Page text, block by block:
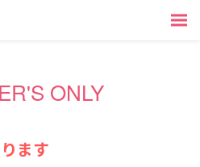
ONLY
ます